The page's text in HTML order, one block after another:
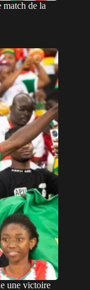
de la
une victoire